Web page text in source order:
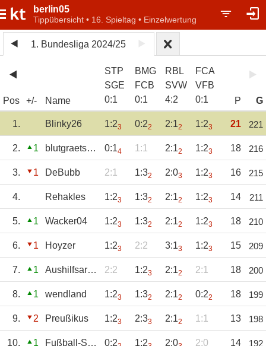
berlin05
Tippübersicht • 16. Spieltag • Einzelwertung
1. Bundesliga 2024/25
Pos +/- Name
STP
SGE
0:1
BMG
FCB
0:1
RBL
SVW
4:2
FCA
VFB
0:1 P G
1. Blinky26 1:23 0:22 2:12 1:23 21 221
2. 1 blutgraetsche 0:14 1:1 2:12 1:23 18 216
3. 1 DeBubb 2:1 1:32 2:03 1:23 16 215
4. Rehakles 1:23 1:32 2:12 1:23 14 211
5. 1 Wacker04 1:23 1:32 2:12 1:23 18 210
6. 1 Hoyzer 1:23 2:2 3:13 1:23 15 209
7. 1 Aushilfsarnie 2:2 1:23 2:12 2:1 18 200
8. 1 wendland 1:23 1:32 2:12 0:22 18 199
9. 2 Preußikus 1:23 2:33 2:12 1:1 13 198
10. 1 Fußball-Smurph 0:2 1:2 2:0 2:0 14 192